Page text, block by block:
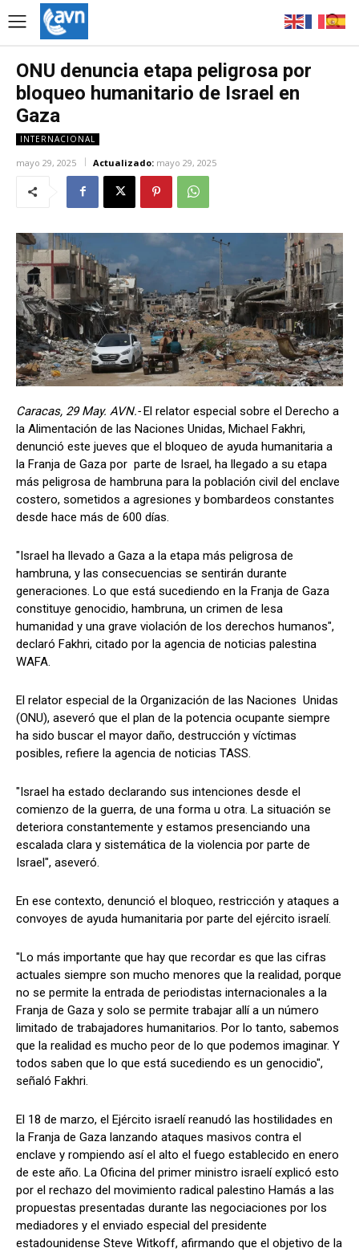
ONU denuncia etapa peligrosa por
bloqueo humanitario de Israel en
Gaza
INTERNACIONAL
mayo 29, 2025 Actualizado: mayo 29, 2025
Caracas, 29 May. AVN.-El relator especial sobre el Derecho a
la Alimentación de las Naciones Unidas, Michael Fakhri,
denunció este jueves que el bloqueo de ayuda humanitaria a
la Franja de Gaza por parte de Israel, ha llegado a su etapa
más peligrosa de hambruna para la población civil del enclave
costero, sometidos a agresiones y bombardeos constantes
desde hace más de 600 días.
"Israel ha llevado a Gaza a la etapa más peligrosa de
hambruna, y las consecuencias se sentirán durante
generaciones. Lo que está sucediendo en la Franja de Gaza
constituye genocidio, hambruna, un crimen de lesa
humanidad y una grave violación de los derechos humanos",
declaró Fakhri, citado por la agencia de noticias palestina
WAFA.
El relator especial de la Organización de las Naciones Unidas
(ONU), aseveró que el plan de la potencia ocupante siempre
ha sido buscar el mayor daño, destrucción y víctimas
posibles, refiere la agencia de noticias TASS.
"Israel ha estado declarando sus intenciones desde el
comienzo de la guerra, de una forma u otra. La situación se
deteriora constantemente y estamos presenciando una
escalada clara y sistemática de la violencia por parte de
Israel", aseveró.
En ese contexto, denunció el bloqueo, restricción y ataques a
convoyes de ayuda humanitaria por parte del ejército israelí.
"Lo más importante que hay que recordar es que las cifras
actuales siempre son mucho menores que la realidad, porque
no se permite la entrada de periodistas internacionales a la
Franja de Gaza y solo se permite trabajar allí a un número
limitado de trabajadores humanitarios. Por lo tanto, sabemos
que la realidad es mucho peor de lo que podemos imaginar. Y
todos saben que lo que está sucediendo es un genocidio",
señaló Fakhri.
El 18 de marzo, el Ejército israelí reanudó las hostilidades en
la Franja de Gaza lanzando ataques masivos contra el
enclave y rompiendo así el alto el fuego establecido en enero
de este año. La Oficina del primer ministro israelí explicó esto
por el rechazo del movimiento radical palestino Hamás a las
propuestas presentadas durante las negociaciones por los
mediadores y el enviado especial del presidente
estadounidense Steve Witkoff, afirmando que el objetivo de la